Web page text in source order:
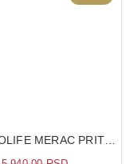
MICROLIFE MERAC PRITISKA BP A1 BASIC + ADAPTER